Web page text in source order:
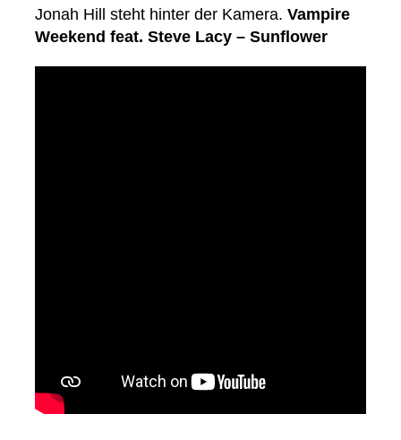
Jonah Hill steht hinter der Kamera. Vampire
Weekend feat. Steve Lacy – Sunflower